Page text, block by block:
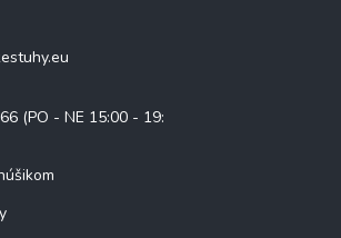
(PO - NE 15:00 - 19: